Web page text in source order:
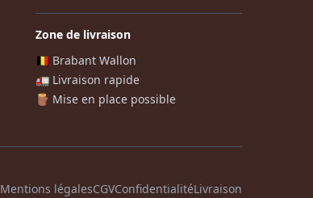
Zone de livraison
🇧🇪 Brabant Wallon
🚛 Livraison rapide
🪵 Mise en place possible
Mentions légalesCGVConfidentialitéLivraison